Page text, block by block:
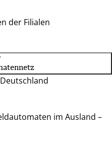
der Filialen
im Ausland –